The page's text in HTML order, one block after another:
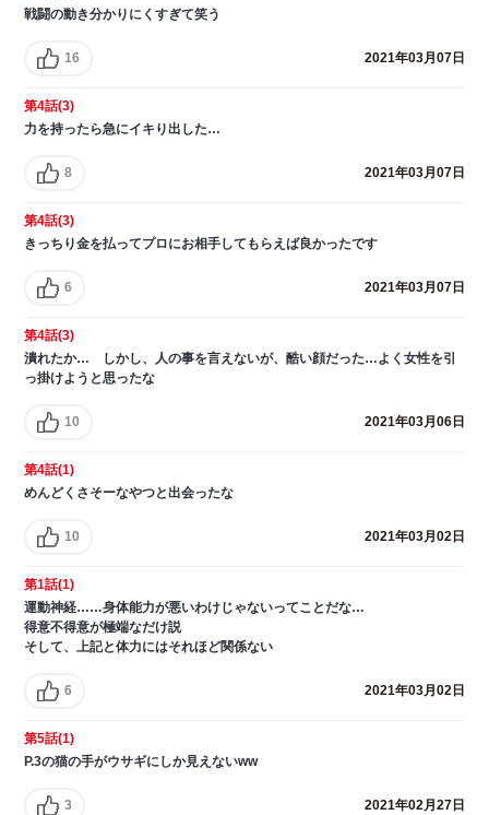
戦闘の動き分かりにくすぎて笑う
16 2021年03月07日
第4話(3)
力を持ったら急にイキり出した…
8 2021年03月07日
第4話(3)
きっちり金を払ってプロにお相手してもらえば良かったです
6 2021年03月07日
第4話(3)
潰れたか… しかし、人の事を言えないが、酷い顔だった…よく女性を引
っ掛けようと思ったな
10 2021年03月06日
第4話(1)
めんどくさそーなやつと出会ったな
10 2021年03月02日
第1話(1)
運動神経……身体能力が悪いわけじゃないってことだな…
得意不得意が極端なだけ説
そして、上記と体力にはそれほど関係ない
6 2021年03月02日
第5話(1)
P.3の猫の手がウサギにしか見えないww
3 2021年02月27日